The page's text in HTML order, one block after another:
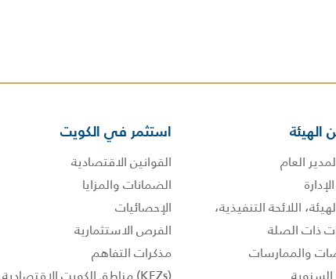
الهيئة
العام
اللائحة التنفيذية،
ذات الصلة
والممارسات
استثمر في الكويت
القوانين الاقتصادية
الضمانات والمزايا
الإحصائيات
الفرص الاستثمارية
مذكرات التفاهم